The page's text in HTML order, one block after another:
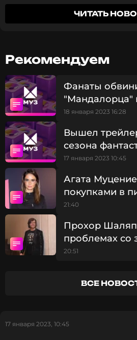
вместе с полюбившимся
Грогу отправится на родную
серий, премьера последней
19 апреля.
Фото: кадр из сериала
Смотрите нас в
оставаться в курсе
ССЫЛКА
ЧИТАТЬ
Рекомендуем
Фанаты
"Мандалорца"
18 января 2023 16:28
Вышел
сезона
сериала
17 января 2023 10:45
Агата
покупками в
для лица
21:40
Прохор
проблемах со
БАДов
20:51
ВСЕ
17 января 2023, 10:45